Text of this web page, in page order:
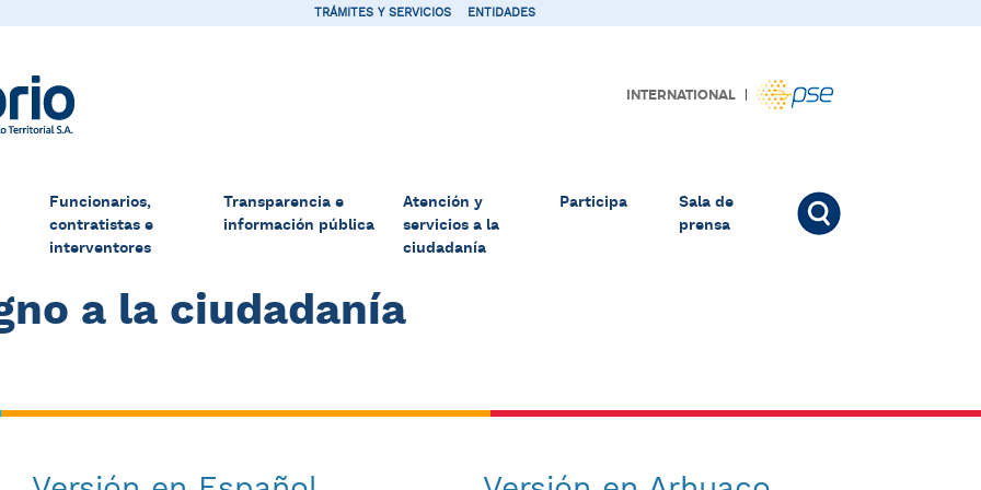
TRÁMITES Y SERVICIOS ENTIDADES
INTERNATIONAL |
Funcionarios,
contratistas e
interventores
Transparencia e
información pública
Atención y
servicios a la
ciudadanía
Participa
Sala de
prensa
a la ciudadanía